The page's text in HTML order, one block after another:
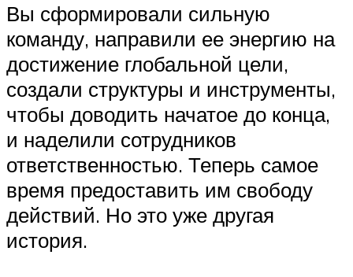
Вы сформировали сильную
команду, направили ее энергию на
достижение глобальной цели,
создали структуры и инструменты,
чтобы доводить начатое до конца,
и наделили сотрудников
ответственностью. Теперь самое
время предоставить им свободу
действий. Но это уже другая
история.